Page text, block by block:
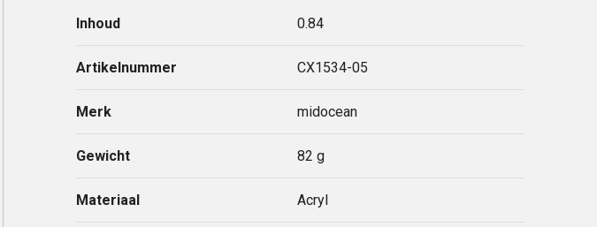
Inhoud 0.84
Artikelnummer CX1534-05
Merk midocean
Gewicht 82 g
Materiaal Acryl